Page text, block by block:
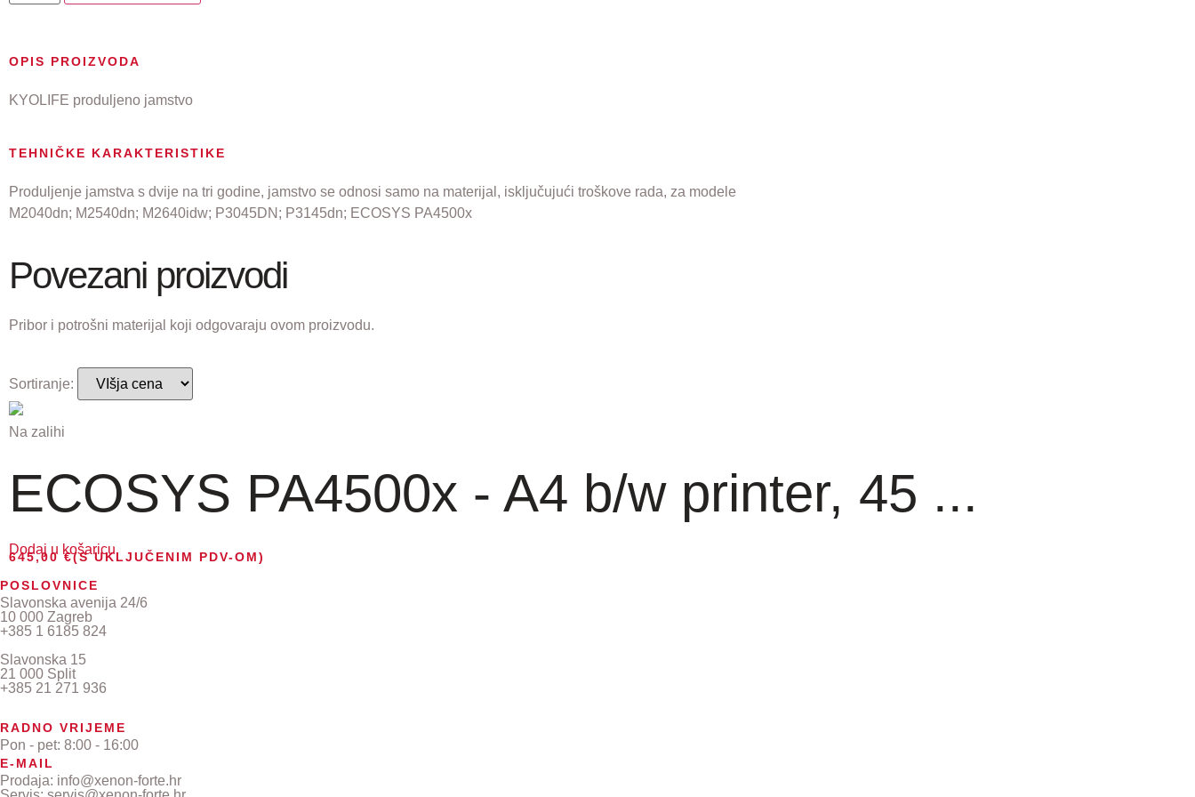
OPIS PROIZVODA
KYOLIFE produljeno jamstvo
TEHNIČKE KARAKTERISTIKE
Produljenje jamstva s dvije na tri godine, jamstvo se odnosi samo na materijal, isključujući troškove rada, za modele
M2040dn; M2540dn; M2640idw; P3045DN; P3145dn; ECOSYS PA4500x
Povezani proizvodi
Pribor i potrošni materijal koji odgovaraju ovom proizvodu.
Sortiranje:
Na zalihi
ECOSYS PA4500x - A4 b/w printer, 45 ...
645,00€(S UKLJUČENIM PDV-OM)
Dodaj u košaricu
POSLOVNICE
Slavonska avenija 24/6
10 000 Zagreb
+385 1 6185 824
Slavonska 15
21 000 Split
+385 21 271 936
RADNO VRIJEME
Pon - pet: 8:00 - 16:00
E-MAIL
Prodaja: info@xenon-forte.hr